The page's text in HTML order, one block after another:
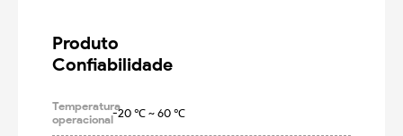
Produto
Confiabilidade
Temperatura
operacional-20 ℃ ~ 60 ℃